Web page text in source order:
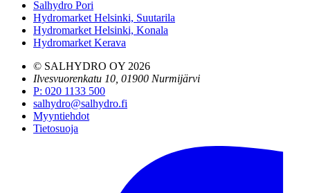
Salhydro Pori
Hydromarket Helsinki, Suutarila
Hydromarket Helsinki, Konala
Hydromarket Kerava
© SALHYDRO OY 2026
Ilvesvuorenkatu 10, 01900 Nurmijärvi
P: 020 1133 500
salhydro@salhydro.fi
Myyntiehdot
Tietosuoja